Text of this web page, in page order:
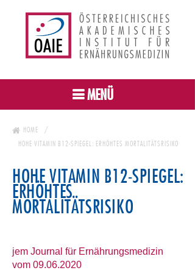
MENÜ
HOME
HOHE VITAMIN B12-SPIEGEL: ERHÖHTES MORTALITÄTSRISIKO
HOHE VITAMIN B12-SPIEGEL:
ERHÖHTES
MORTALITÄTSRISIKO
jem Journal für Ernährungsmedizin
vom 09.06.2020